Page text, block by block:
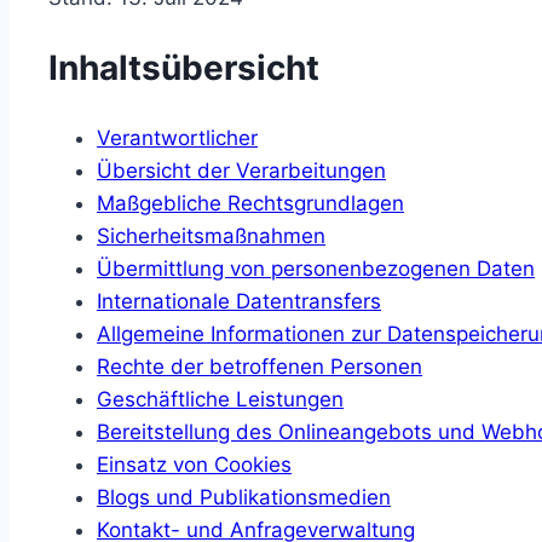
Inhaltsübersicht
Verantwortlicher
Übersicht der Verarbeitungen
Maßgebliche Rechtsgrundlagen
Sicherheitsmaßnahmen
Übermittlung von personenbezogenen Daten
Internationale Datentransfers
Allgemeine Informationen zur
Rechte der betroffenen Personen
Geschäftliche Leistungen
Bereitstellung des Onlineangebots und
Einsatz von Cookies
Blogs und Publikationsmedien
Kontakt- und Anfrageverwaltung